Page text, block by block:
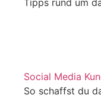
Social Media
So schaffst du